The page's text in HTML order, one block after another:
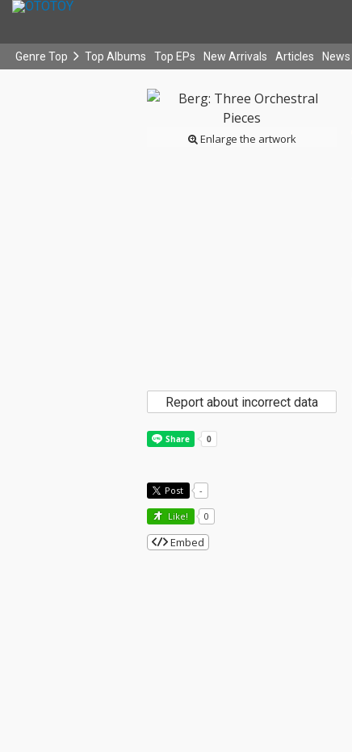
Genre Top Top Albums Top EPs New Arrivals Articles News
Enlarge the artwork
Report about incorrect data
Post -
Like! 0
Embed